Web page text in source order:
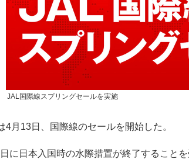
JAL国際線スプリングセールを実施
月13日、国際線のセールを開始した。
に日本入国時の水際措置が終了すること